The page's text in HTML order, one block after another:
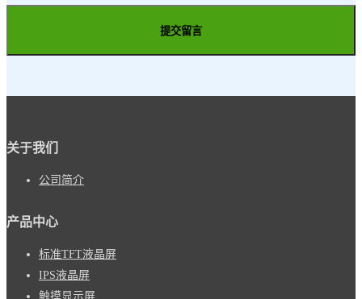
提交留言
关于我们
公司简介
产品中心
标准TFT液晶屏
IPS液晶屏
触摸显示屏